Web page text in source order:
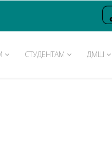
СТУДЕНТАМ ДМШ